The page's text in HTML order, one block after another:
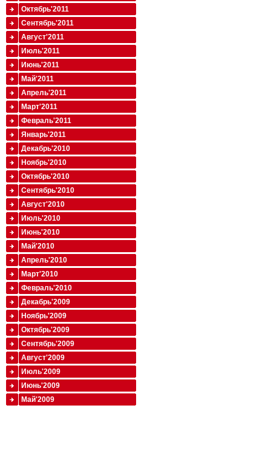
Октябрь'2011
Сентябрь'2011
Август'2011
Июль'2011
Июнь'2011
Май'2011
Апрель'2011
Март'2011
Февраль'2011
Январь'2011
Декабрь'2010
Ноябрь'2010
Октябрь'2010
Сентябрь'2010
Август'2010
Июль'2010
Июнь'2010
Май'2010
Апрель'2010
Март'2010
Февраль'2010
Декабрь'2009
Ноябрь'2009
Октябрь'2009
Сентябрь'2009
Август'2009
Июль'2009
Июнь'2009
Май'2009